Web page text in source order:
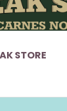
STORE